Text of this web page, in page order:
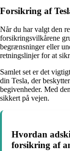
Forsikring af
Når du har valgt den
forsikringsvilkårene
begrænsninger eller
retningslinjer for at
Samlet set er det
din Tesla, der
begivenheder. Med
sikkert på vejen.
Hvordan
forsikring af